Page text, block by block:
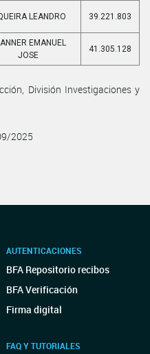
LEANDRO 39.221.803
EMANUEL
JOSE
41.305.128
División Investigaciones y
2025
AUTENTICACIONES
BFA Repositorio recibos
BFA Verificación
Firma digital
FAQ Y TUTORIALES